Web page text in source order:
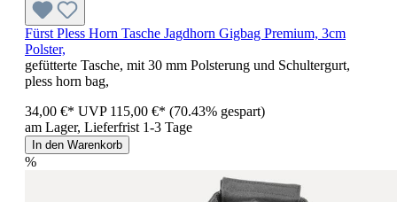
Fürst Pless Horn Tasche Jagdhorn Gigbag Premium, 3cm
Polster,
gefütterte Tasche, mit 30 mm Polsterung und Schultergurt,
pless horn bag,
34,00 €* UVP 115,00 €* (70.43% gespart)
am Lager, Lieferfrist 1-3 Tage
In den Warenkorb
%